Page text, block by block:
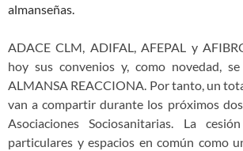
almanseñas.
ADACE CLM, ADIFAL, AFEPAL y
hoy sus convenios y, como novedad, se
ALMANSA REACCIONA. Por tanto, un
van a compartir durante los próximos
Asociaciones Sociosanitarias. La
particulares y espacios en común como